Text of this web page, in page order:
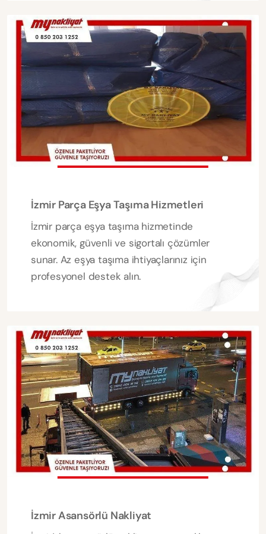
İzmir Parça Eşya Taşıma Hizmetleri
İzmir parça eşya taşıma hizmetinde
ekonomik, güvenli ve sigortalı çözümler
sunar. Az eşya taşıma ihtiyaçlarınız için
profesyonel destek alın.
İzmir Asansörlü Nakliyat